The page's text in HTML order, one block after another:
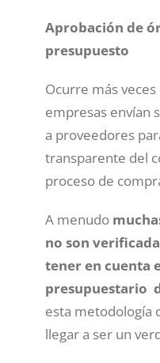
Aprobación de
presupuesto
Ocurre más
empresas envían
a proveedores
transparente del
proceso de
A menudo
no son
tener en cuenta
presupuestario
esta metodología
llegar a ser un